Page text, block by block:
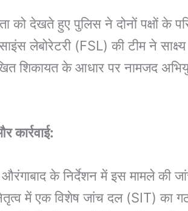
को देखते हुए पुलिस ने दोनों पक्षों
लेबोरेटरी (FSL) की टीम ने
शिकायत के आधार पर नामजद
कार्रवाई:
के निर्देशन में इस मामले की
में एक विशेष जांच दल (SIT) का